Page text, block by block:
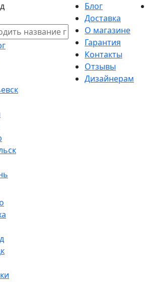
Блог
Доставка
О магазине
Гарантия
Контакты
Отзывы
Дизайнерам